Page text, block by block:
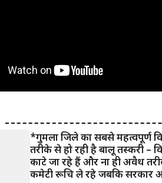
*गुमला जिले का सबसे महत्वपूर्ण
तरीके से हो रही है बालू तस्करी –
काटे जा रहे हैं और ना ही अवैध
कमेटी रूचि ले रहे जबकि सरकार